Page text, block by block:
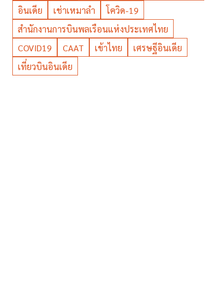
อินเดีย
เช่าเหมาลำ
โควิด-19
สำนักงานการบินพลเรือนแห่งประเทศไทย
COVID19
CAAT เข้าไทย
เศรษฐีอินเดีย
เที่ยวบินอินเดีย